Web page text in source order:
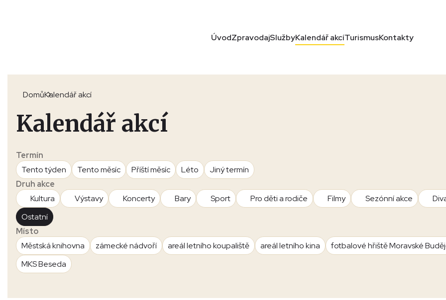
ÚvodZpravodajSlužbyKalendář akcíTurismusKontakty
DomůKalendář akcí
Kalendář akcí
Termín
Tento týden
Tento měsíc Příští měsíc Léto
Jiný termín
Druh akce
Kultura
Výstavy Koncerty Bary Sport Pro děti a rodiče Filmy Sezónní akce
Ostatní
Místo
Městská knihovna
zámecké nádvoří areál letního koupaliště areál letního kina
fotbalové hřiště Moravské
MKS Beseda